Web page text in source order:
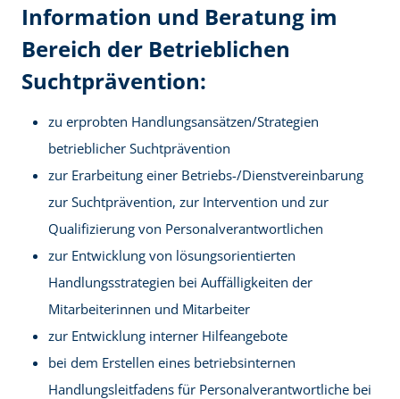
Information und Beratung im
Bereich der Betrieblichen
Suchtprävention:
zu erprobten Handlungsansätzen/Strategien
betrieblicher Suchtprävention
zur Erarbeitung einer Betriebs-/Dienstvereinbarung
zur Suchtprävention, zur Intervention und zur
Qualifizierung von Personalverantwortlichen
zur Entwicklung von lösungsorientierten
Handlungsstrategien bei Auffälligkeiten der
Mitarbeiterinnen und Mitarbeiter
zur Entwicklung interner Hilfeangebote
bei dem Erstellen eines betriebsinternen
Handlungsleitfadens für Personalverantwortliche bei